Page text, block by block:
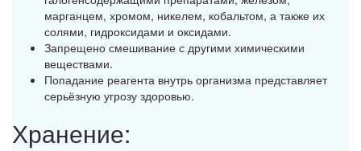
марганцем, хромом, никелем, кобальтом, а также их
солями, гидроксидами и оксидами.
Запрещено смешивание с другими химическими
веществами.
Попадание реагента внутрь организма представляет
серьёзную угрозу здоровью.
Хранение: